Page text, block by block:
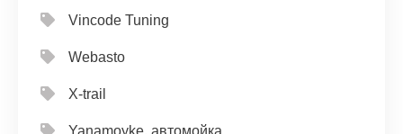
Vincode Tuning
Webasto
X-trail